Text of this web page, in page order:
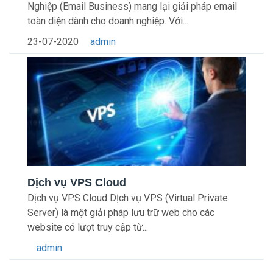
Nghiệp (Email Business) mang lại giải pháp email
toàn diện dành cho doanh nghiệp. Với...
23-07-2020
admin
Dịch vụ VPS Cloud
Dịch vụ VPS Cloud DỊch vụ VPS (Virtual Private
Server) là một giải pháp lưu trữ web cho các
website có lượt truy cập từ...
admin